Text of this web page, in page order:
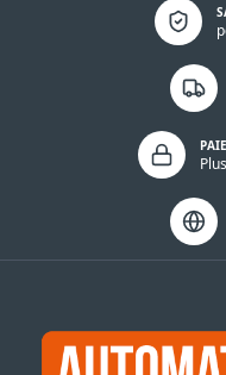
Politique de confidentialité